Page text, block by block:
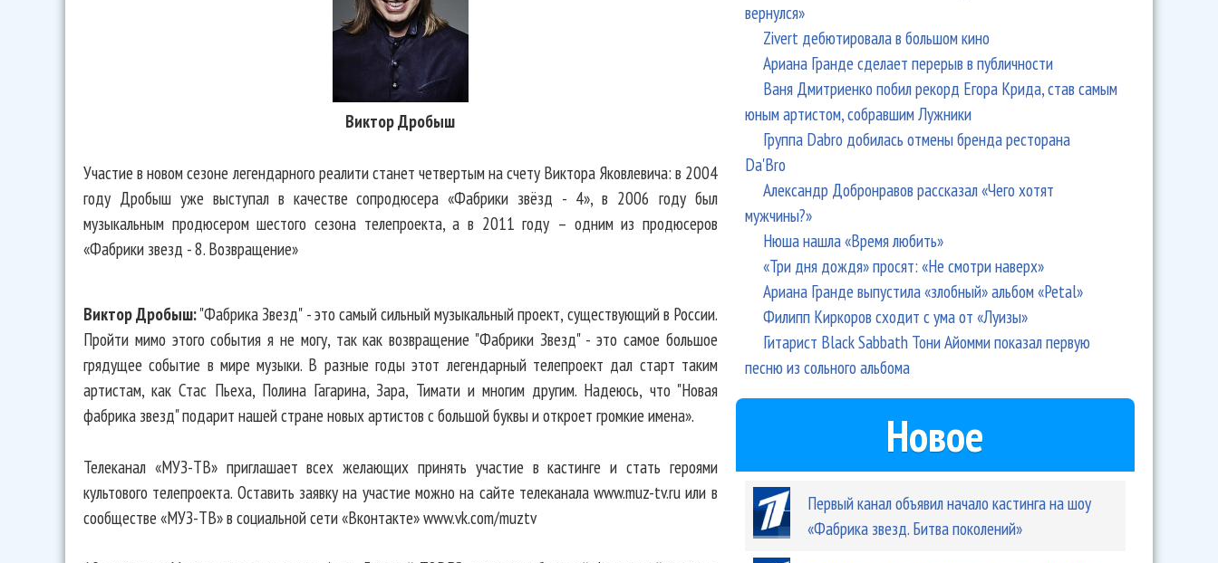
Виктор Дробыш
Участие в новом сезоне легендарного реалити станет четвертым на счету Виктора Яковлевича: в 2004
году Дробыш уже выступал в качестве сопродюсера «Фабрики звёзд - 4», в 2006 году был
музыкальным продюсером шестого сезона телепроекта, а в 2011 году – одним из продюсеров
«Фабрики звезд - 8. Возвращение»
Виктор Дробыш:"Фабрика Звезд" - это самый сильный музыкальный проект, существующий в России.
Пройти мимо этого события я не могу, так как возвращение "Фабрики Звезд" - это самое большое
грядущее событие в мире музыки. В разные годы этот легендарный телепроект дал старт таким
артистам, как Стас Пьеха, Полина Гагарина, Зара, Тимати и многим другим. Надеюсь, что "Новая
фабрика звезд" подарит нашей стране новых артистов с большой буквы и откроет громкие имена».
Телеканал «МУЗ-ТВ» приглашает всех желающих принять участие в кастинге и стать героями
культового телепроекта. Оставить заявку на участие можно на сайте телеканала www.muz-tv.ru или в
сообществе «МУЗ-ТВ» в социальной сети «Вконтакте» www.vk.com/muztv
вернулся»
Zivert дебютировала в большом кино
Ариана Гранде сделает перерыв в публичности
Ваня Дмитриенко побил рекорд Егора Крида, став самым
юным артистом, собравшим Лужники
Группа Dabro добилась отмены бренда ресторана
Da'Bro
Александр Добронравов рассказал «Чего хотят
мужчины?»
Нюша нашла «Время любить»
«Три дня дождя» просят: «Не смотри наверх»
Ариана Гранде выпустила «злобный» альбом «Petal»
Филипп Киркоров сходит с ума от «Луизы»
Гитарист Black Sabbath Тони Айомми показал первую
песню из сольного альбома
Новое
Первый канал объявил начало кастинга на шоу
«Фабрика звезд. Битва поколений»